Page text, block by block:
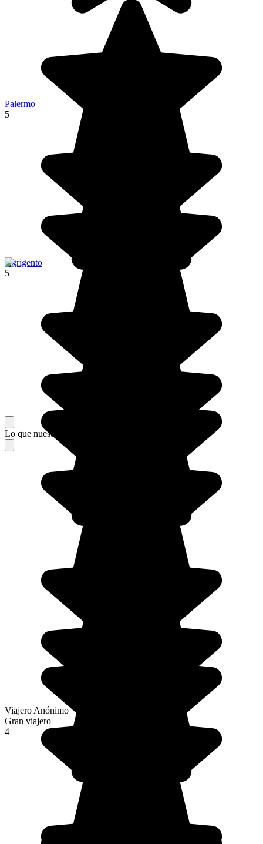
Palermo
5
Agrigento
5
Lo que nuestros viajeros piensan de su estancia
Viajero Anónimo
Gran viajero
4